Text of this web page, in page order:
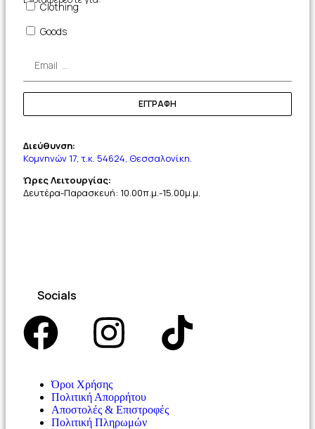
Clothing
Goods
ΕΓΓΡΑΦΗ
Διεύθυνση:
Κομνηνών 17, τ.κ. 54624, Θεσσαλονίκη.
Ώρες Λειτουργίας:
Δευτέρα-Παρασκευή: 10.00π.μ.-15.00μ.μ.
Socials
Όροι Χρήσης
Πολιτική Απορρήτου
Αποστολές & Επιστροφές
Πολιτική Πληρωμών